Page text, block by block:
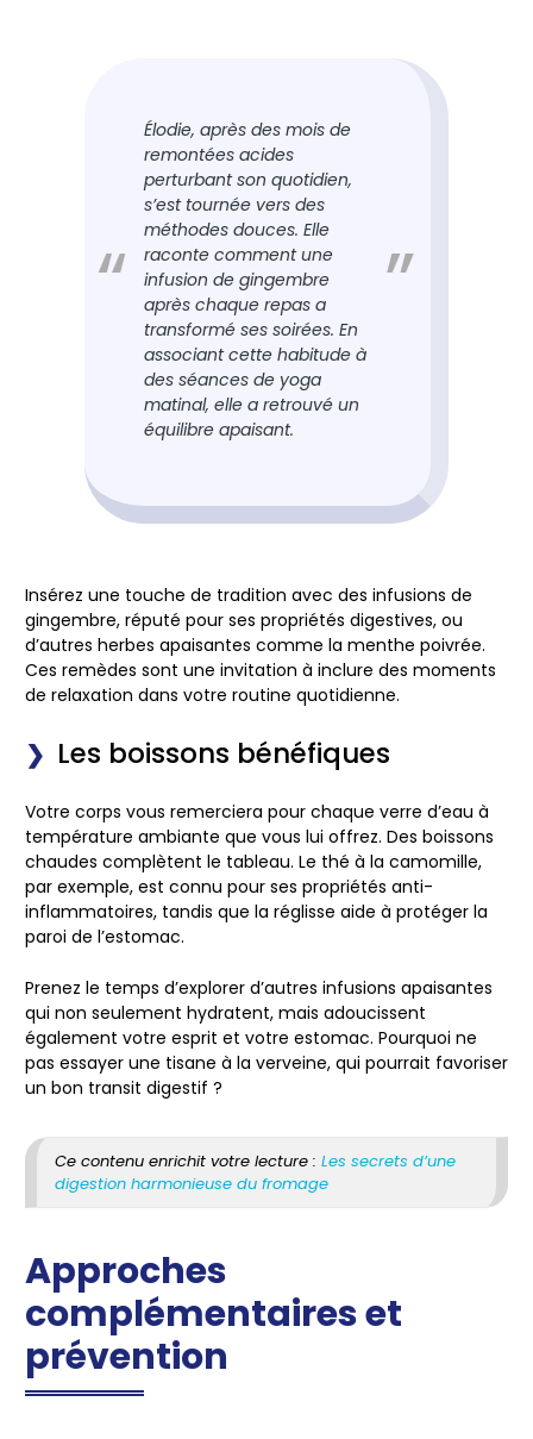
Élodie, après des mois de
remontées acides
perturbant son quotidien,
s’est tournée vers des
méthodes douces. Elle
raconte comment une
infusion de gingembre
après chaque repas a
transformé ses soirées. En
associant cette habitude à
des séances de yoga
matinal, elle a retrouvé un
équilibre apaisant.
Insérez une touche de tradition avec des infusions de
gingembre, réputé pour ses propriétés digestives, ou
d’autres herbes apaisantes comme la menthe poivrée.
Ces remèdes sont une invitation à inclure des moments
de relaxation dans votre routine quotidienne.
Les boissons bénéfiques
Votre corps vous remerciera pour chaque verre d’eau à
température ambiante que vous lui offrez. Des boissons
chaudes complètent le tableau. Le thé à la camomille,
par exemple, est connu pour ses propriétés anti-
inflammatoires, tandis que la réglisse aide à protéger la
paroi de l’estomac.
Prenez le temps d’explorer d’autres infusions apaisantes
qui non seulement hydratent, mais adoucissent
également votre esprit et votre estomac. Pourquoi ne
pas essayer une tisane à la verveine, qui pourrait favoriser
un bon transit digestif ?
Ce contenu enrichit votre lecture : Les secrets d’une
digestion harmonieuse du fromage
Approches
complémentaires et
prévention